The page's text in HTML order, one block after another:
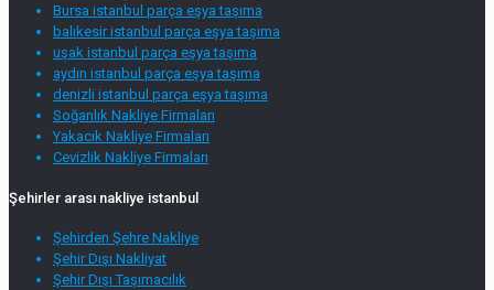
Bursa istanbul parça eşya taşıma
balıkesir istanbul parça eşya taşıma
uşak istanbul parça eşya taşıma
aydın istanbul parça eşya taşıma
denizli istanbul parça eşya taşıma
Soğanlık Nakliye Firmaları
Yakacık Nakliye Firmaları
Cevizlik Nakliye Firmaları
Şehirler arası nakliye istanbul
Şehirden Şehre Nakliye
Şehir Dışı Nakliyat
Şehir Dışı Taşımacılık